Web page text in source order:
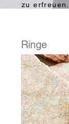
zu erfreuen.
Ringe